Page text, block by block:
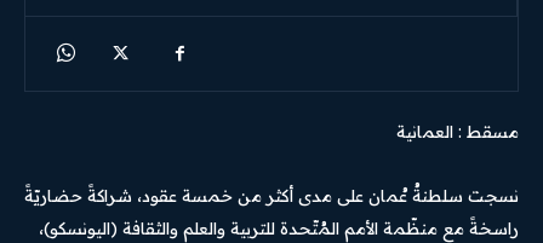
مسقط : العمانية
نسجت سلطنةُ عُمان على مدى أكثر من خمسة عقود، شراكةً حضاريّةً
راسخةً مع منظّمة الأمم المُتّحدة للتربية والعلم والثقافة (اليونسكو)،